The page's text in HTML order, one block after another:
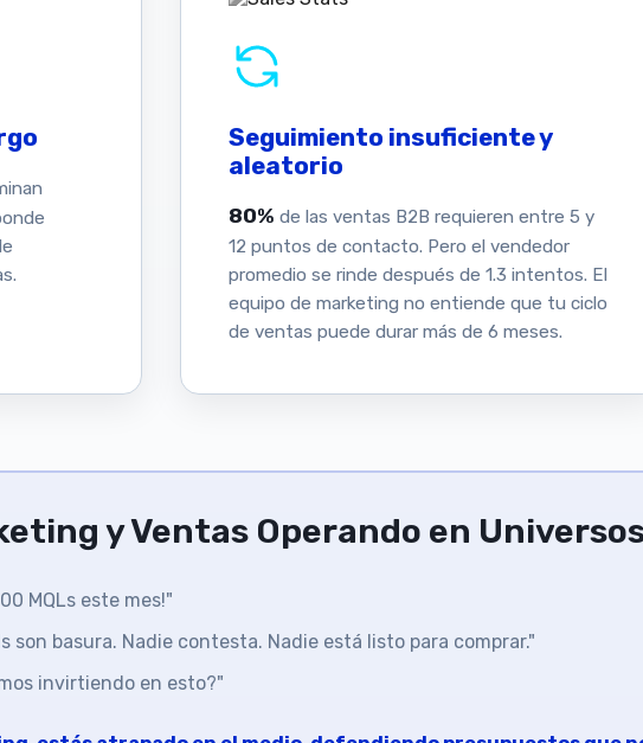
Seguimiento insuficiente y
aleatorio
80% de las ventas B2B requieren entre 5 y
12 puntos de contacto. Pero el vendedor
promedio se rinde después de 1.3 intentos. El
equipo de marketing no entiende que tu ciclo
de ventas puede durar más de 6 meses.
y Ventas Operando en
MQLs este mes!"
son basura. Nadie contesta. Nadie está listo para comprar."
invirtiendo en esto?"